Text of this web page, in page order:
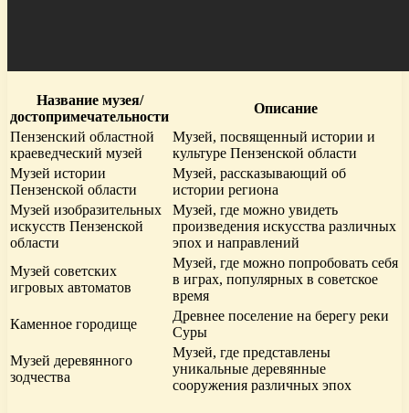
Название музея/
достопримечательности
Описание
Пензенский областной
краеведческий музей
Музей, посвященный истории и
культуре Пензенской области
Музей истории
Пензенской области
Музей, рассказывающий об
истории региона
Музей изобразительных
искусств Пензенской
области
Музей, где можно увидеть
произведения искусства различных
эпох и направлений
Музей советских
игровых автоматов
Музей, где можно попробовать себя
в играх, популярных в советское
время
Каменное городище
Древнее поселение на берегу реки
Суры
Музей деревянного
зодчества
Музей, где представлены
уникальные деревянные
сооружения различных эпох